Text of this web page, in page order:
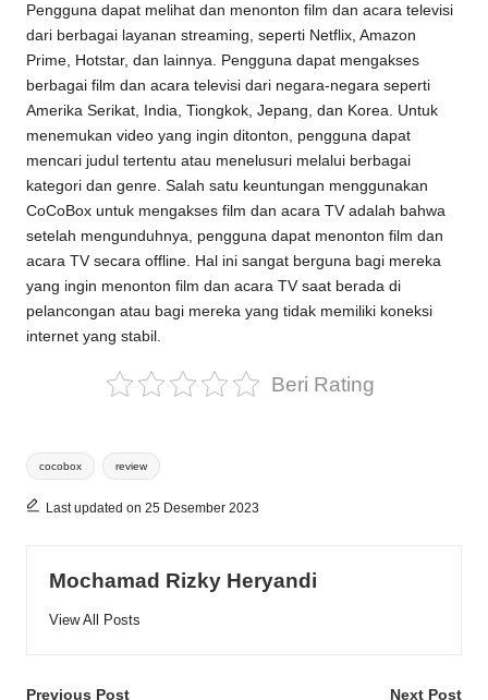
Pengguna dapat melihat dan menonton film dan acara televisi
dari berbagai layanan streaming, seperti Netflix, Amazon
Prime, Hotstar, dan lainnya. Pengguna dapat mengakses
berbagai film dan acara televisi dari negara-negara seperti
Amerika Serikat, India, Tiongkok, Jepang, dan Korea. Untuk
menemukan video yang ingin ditonton, pengguna dapat
mencari judul tertentu atau menelusuri melalui berbagai
kategori dan genre. Salah satu keuntungan menggunakan
CoCoBox untuk mengakses film dan acara TV adalah bahwa
setelah mengunduhnya, pengguna dapat menonton film dan
acara TV secara offline. Hal ini sangat berguna bagi mereka
yang ingin menonton film dan acara TV saat berada di
pelancongan atau bagi mereka yang tidak memiliki koneksi
internet yang stabil.
Beri Rating
Tags:
cocobox review
Last updated on 25 Desember 2023
Mochamad Rizky Heryandi
View All Posts
Previous Post Next Post